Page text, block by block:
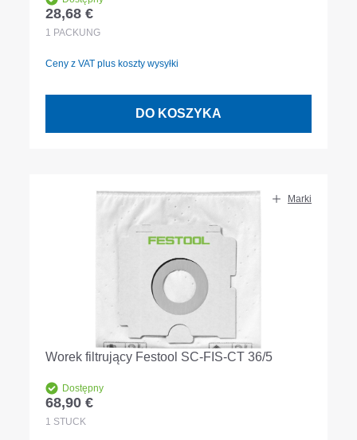
Cena regularna:
28,68 €
1 PACKUNG
Ceny z VAT plus koszty wysyłki
DO KOSZYKA
Marki
Worek filtrujący Festool SC-FIS-CT 36/5
Dostępny
Cena regularna:
68,90 €
1 STÜCK